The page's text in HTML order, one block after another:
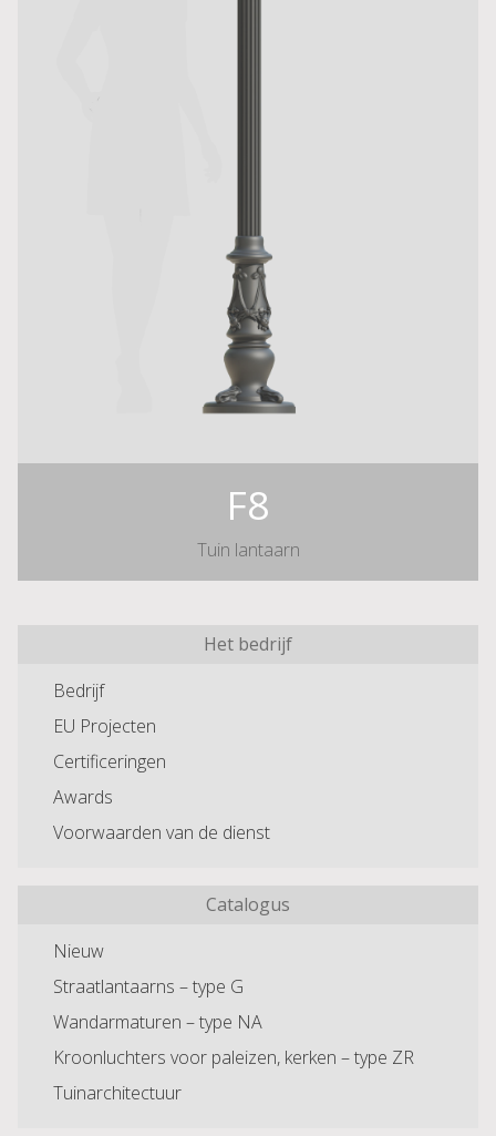
F8
Tuin lantaarn
Het bedrijf
Bedrijf
EU Projecten
Certificeringen
Awards
Voorwaarden van de dienst
Catalogus
Nieuw
Straatlantaarns – type G
Wandarmaturen – type NA
Kroonluchters voor paleizen, kerken – type ZR
Tuinarchitectuur